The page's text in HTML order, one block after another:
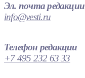
Эл. почта редакции
info@vesti.ru
Телефон редакции
+7 495 232 63 33